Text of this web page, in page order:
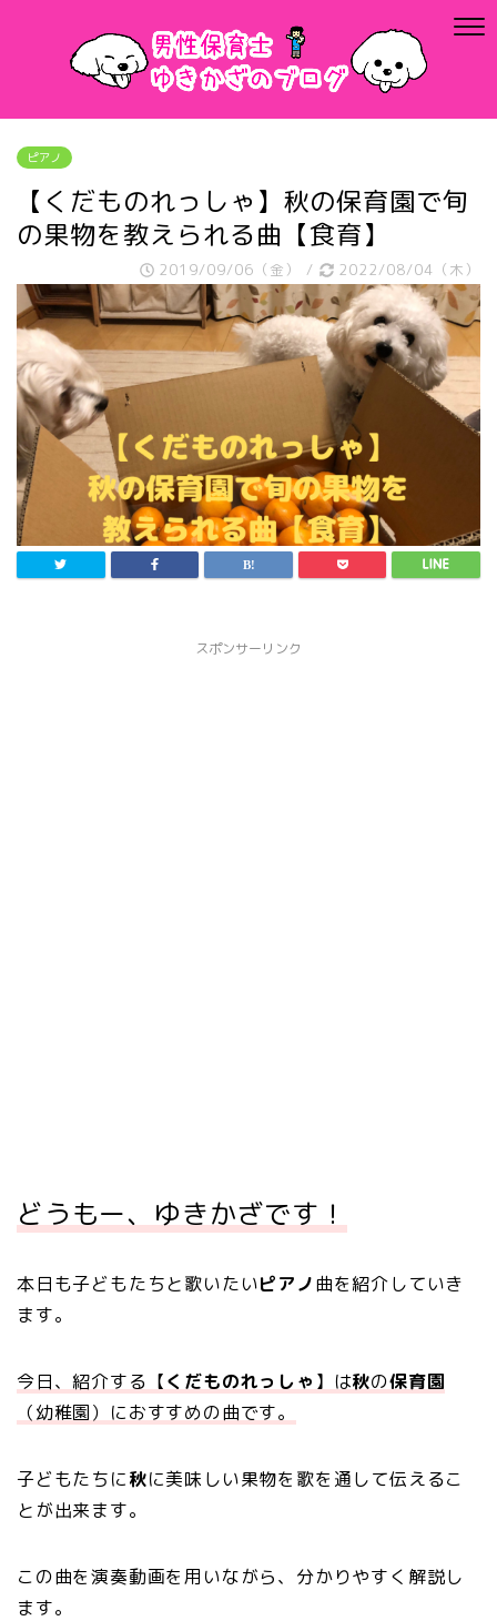
ピアノ
【くだものれっしゃ】秋の保育園で旬
の果物を教えられる曲【食育】
2019/09/06（金） / 2022/08/04（木）
スポンサーリンク
どうもー、ゆきかざです！
本日も子どもたちと歌いたいピアノ曲を紹介していき
ます。
今日、紹介する【くだものれっしゃ 】は秋の保育園
（幼稚園）におすすめの曲です。
子どもたちに秋に美味しい果物を歌を通して伝えるこ
とが出来ます。
この曲を演奏動画を用いながら、分かりやすく解説し
ます。